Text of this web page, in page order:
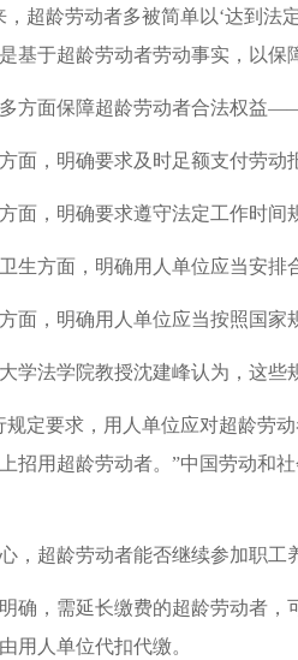
，超龄劳动者多被简单以‘达到法
基于超龄劳动者劳动事实，以保
方面保障超龄劳动者合法权益
面，明确要求及时足额支付劳动
面，明确要求遵守法定工作时间
生方面，明确用人单位应当安排
面，明确用人单位应当按照国家
学法学院教授沈建峰认为，这些
规定要求，用人单位应对超龄劳
招用超龄劳动者。”中国劳动和
，超龄劳动者能否继续参加职工
确，需延长缴费的超龄劳动者
用人单位代扣代缴。